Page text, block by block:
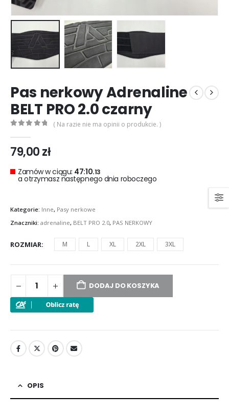
Pas nerkowy Adrenaline
BELT PRO 2.0 czarny
( Na razie nie ma opinii o produkcie. )
79,00zł
Zamów w ciągu: 47:10.13
a otrzymasz następnego dnia roboczego
Kategorie: Inne, Pasy nerkowe
Znaczniki: adrenaline, BELT PRO 2.0, PAS NERKOWY
ROZMIAR M L XL 2XL 3XL
DODAJ DO KOSZYKA
OPIS
299,00
Rękawice turystyczne REBELHORN DEFENDER black red
out of 5
299,00 zł 0